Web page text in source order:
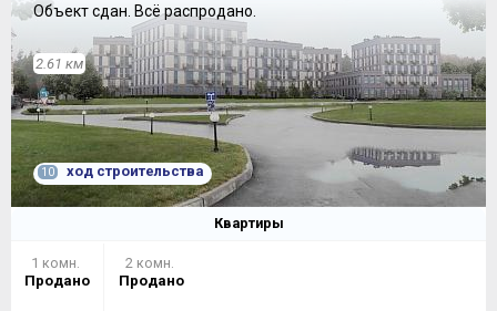
Объект сдан. Всё распродано.
2.61 км
10 ход строительства
Квартиры
1 комн.
Продано
2 комн.
Продано